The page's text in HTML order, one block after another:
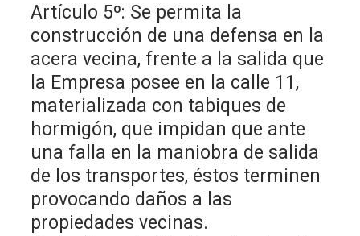
Artículo 5º: Se permita la
construcción de una defensa en la
acera vecina, frente a la salida que
la Empresa posee en la calle 11,
materializada con tabiques de
hormigón, que impidan que ante
una falla en la maniobra de salida
de los transportes, éstos terminen
provocando daños a las
propiedades vecinas.